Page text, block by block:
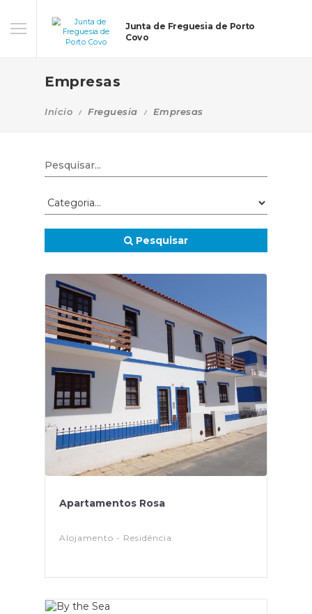
Junta de Freguesia de Porto
Covo
Empresas
Início Freguesia Empresas
Pesquisar
Apartamentos Rosa
Alojamento - Residência